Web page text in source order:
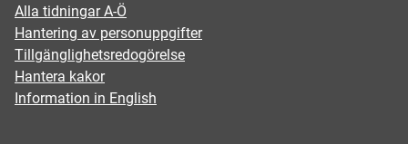
Alla tidningar A-Ö
Hantering av personuppgifter
Tillgänglighetsredogörelse
Hantera kakor
Information in English